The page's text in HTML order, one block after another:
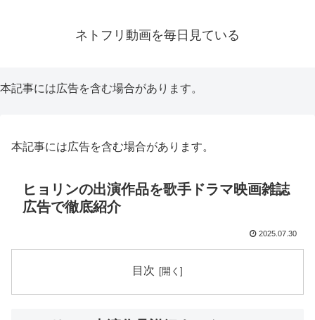
ネトフリ動画を毎日見ている
本記事には広告を含む場合があります。
本記事には広告を含む場合があります。
ヒョリンの出演作品を歌手ドラマ映画雑誌
広告で徹底紹介
2025.07.30
目次